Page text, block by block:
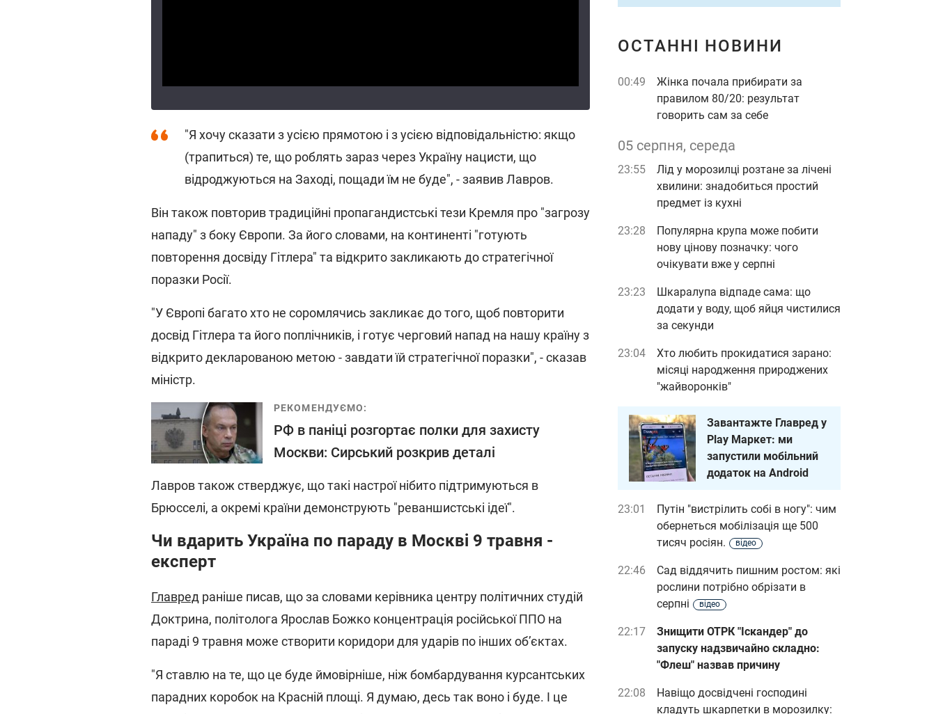
"Я хочу сказати з усією прямотою і з усією відповідальністю: якщо
(трапиться) те, що роблять зараз через Україну нацисти, що
відроджуються на Заході, пощади їм не буде", - заявив Лавров.
Він також повторив традиційні пропагандистські тези Кремля про "загрозу
нападу" з боку Європи. За його словами, на континенті "готують
повторення досвіду Гітлера" та відкрито закликають до стратегічної
поразки Росії.
"У Європі багато хто не соромлячись закликає до того, щоб повторити
досвід Гітлера та його поплічників, і готує черговий напад на нашу країну з
відкрито декларованою метою - завдати їй стратегічної поразки", - сказав
міністр.
РЕКОМЕНДУЄМО:
РФ в паніці розгортає полки для захисту
Москви: Сирський розкрив деталі
Лавров також стверджує, що такі настрої нібито підтримуються в
Брюсселі, а окремі країни демонструють "реваншистські ідеї".
Чи вдарить Україна по параду в Москві 9 травня -
експерт
Главред раніше писав, що за словами керівника центру політичних студій
Доктрина, політолога Ярослав Божко концентрація російської ППО на
параді 9 травня може створити коридори для ударів по інших об’єктах.
"Я ставлю на те, що це буде ймовірніше, ніж бомбардування курсантських
парадних коробок на Красній площі. Я думаю, десь так воно і буде. І це
ОСТАННІ НОВИНИ
00:49
Жінка почала прибирати за
правилом 80/20: результат
говорить сам за себе
05 серпня, середа
23:55
Лід у морозилці розтане за лічені
хвилини: знадобиться простий
предмет із кухні
23:28
Популярна крупа може побити
нову цінову позначку: чого
очікувати вже у серпні
23:23
Шкаралупа відпаде сама: що
додати у воду, щоб яйця чистилися
за секунди
23:04
Хто любить прокидатися зарано:
місяці народження природжених
"жайворонків"
Завантажте Главред у
Play Маркет: ми
запустили мобільний
додаток на Android
23:01
Путін "вистрілить собі в ногу": чим
обернеться мобілізація ще 500
тисяч росіян.
відео
22:46
Сад віддячить пишним ростом: які
рослини потрібно обрізати в
серпні
відео
22:17
Знищити ОТРК "Іскандер" до
запуску надзвичайно складно:
"Флеш" назвав причину
22:08
Навіщо досвідчені господині
кладуть шкарпетки в морозилку: